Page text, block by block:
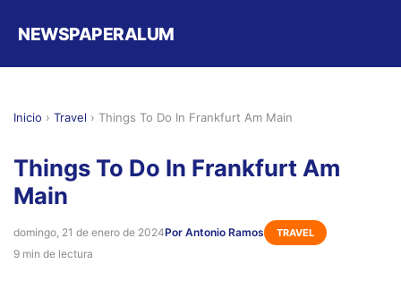
NEWSPAPERALUM
Inicio › Travel › Things To Do In Frankfurt Am Main
Things To Do In Frankfurt Am
Main
domingo, 21 de enero de 2024Por Antonio Ramos TRAVEL
9 min de lectura